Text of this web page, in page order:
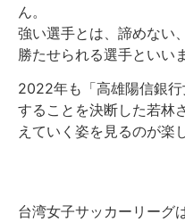
ん。
強い選手とは、諦めない
勝たせられる選手といい
2022年も「高雄陽信銀
することを決断した若林
えていく姿を見るのが楽
台湾女子サッカーリーグ